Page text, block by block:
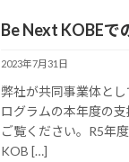
Be Next KOBEで
2023年7月31日
弊社が共同事業体と
ログラムの本年度の
ご覧ください。R5年
KOB […]